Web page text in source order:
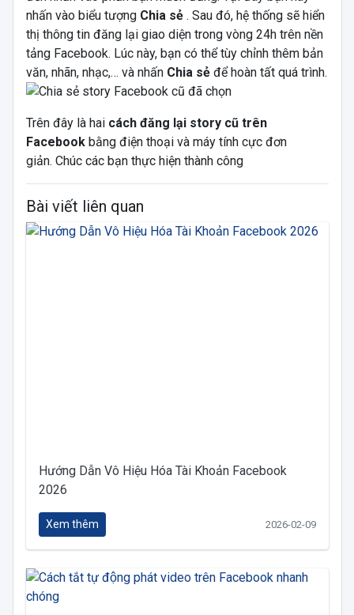
nhấn vào biểu tượng Chia sẻ. Sau đó, hệ thống sẽ hiển
thị thông tin đăng lại giao diện trong vòng 24h trên nền
tảng Facebook. Lúc này, bạn có thể tùy chỉnh thêm bản
văn, nhãn, nhạc,… và nhấn Chia sẻđể hoàn tất quá trình.
Trên đây là hai cách đăng lại story cũ trên
Facebookbằng điện thoại và máy tính cực đơn
giản. Chúc các bạn thực hiện thành công
Bài viết liên quan
Hướng Dẫn Vô Hiệu Hóa Tài Khoản Facebook
2026
Xem thêm 2026-02-09